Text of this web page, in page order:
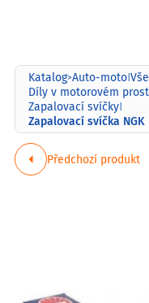
Katalog>Auto-moto|
Díly v motorovém
Zapalovací svíčky|
Zapalovací svíčka
Předchozí produkt